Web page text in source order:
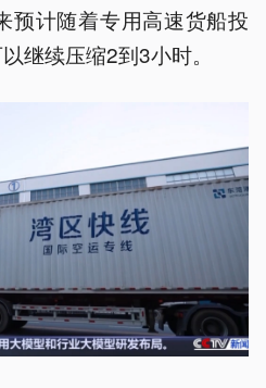
预计随着专用高速货船投
继续压缩2到3小时。